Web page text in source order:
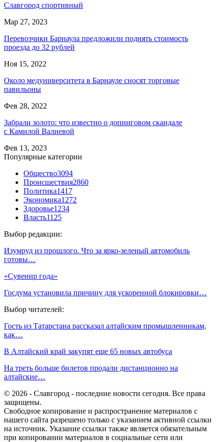
Славгород спортивный
Мар 27, 2023
Перевозчики Барнаула предложили поднять стоимость
проезда до 32 рублей
Ноя 15, 2022
Около медуниверситета в Барнауле сносят торговые
павильоны
Фев 28, 2022
Забрали золото: что известно о допинговом скандале
с Камилой Валиевой
Фев 13, 2023
Популярные категории
Общество3094
Происшествия2860
Политика1417
Экономика1272
Здоровье1234
Власть1125
Выбор редакции:
Изумруд из прошлого. Что за ярко-зеленый автомобиль
готовы…
«Сувенир года»
Госдума установила причину для ускоренной блокировки…
Выбор читателей:
Гость из Татарстана рассказал алтайским промышленникам,
как…
В Алтайский край закупят еще 65 новых автобуса
На треть больше билетов продали дистанционно на
алтайские…
© 2026 - Славгород - последние новости сегодня. Все права
защищены.
Свободное копирование и распространение материалов с
нашего сайта разрешено только с указанием активной ссылки
на источник. Указание ссылки также является обязательным
при копировании материалов в социальные сети или